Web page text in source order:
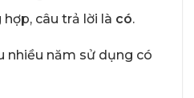
câu trả lời là có.
nhiều năm sử dụng có